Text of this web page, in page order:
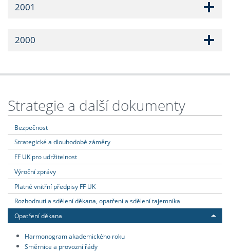
2001
2000
Strategie a další dokumenty
Bezpečnost
Strategické a dlouhodobé záměry
FF UK pro udržitelnost
Výroční zprávy
Platné vnitřní předpisy FF UK
Rozhodnutí a sdělení děkana, opatření a sdělení tajemníka
Opatření děkana
Harmonogram akademického roku
Směrnice a provozní řády